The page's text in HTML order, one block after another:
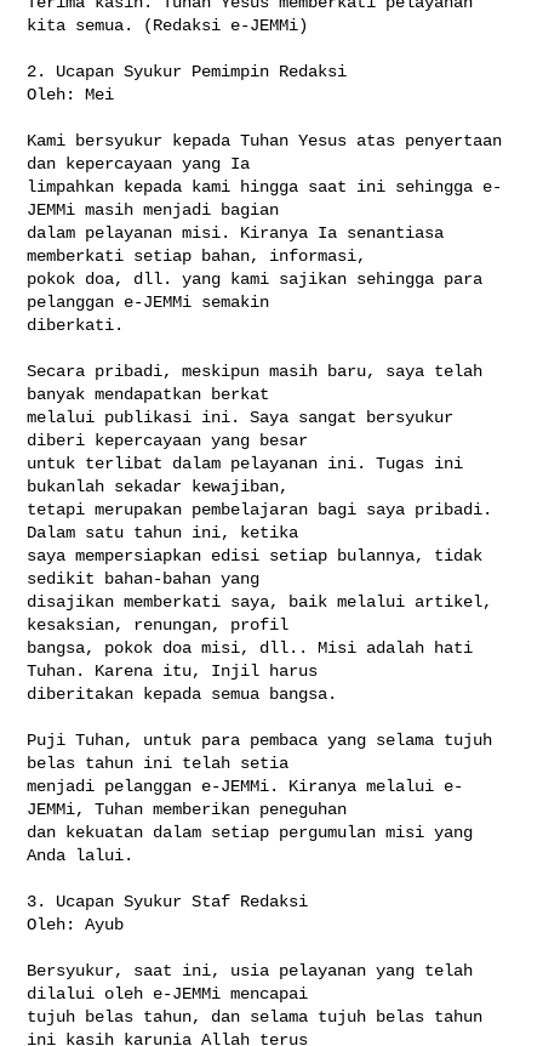
kita semua. (Redaksi e-JEMMi)
2. Ucapan Syukur Pemimpin Redaksi
Oleh: Mei
Kami bersyukur kepada Tuhan Yesus atas penyertaan
dan kepercayaan yang Ia
limpahkan kepada kami hingga saat ini sehingga e-
JEMMi masih menjadi bagian
dalam pelayanan misi. Kiranya Ia senantiasa
memberkati setiap bahan, informasi,
pokok doa, dll. yang kami sajikan sehingga para
pelanggan e-JEMMi semakin
diberkati.
Secara pribadi, meskipun masih baru, saya telah
banyak mendapatkan berkat
melalui publikasi ini. Saya sangat bersyukur
diberi kepercayaan yang besar
untuk terlibat dalam pelayanan ini. Tugas ini
bukanlah sekadar kewajiban,
tetapi merupakan pembelajaran bagi saya pribadi.
Dalam satu tahun ini, ketika
saya mempersiapkan edisi setiap bulannya, tidak
sedikit bahan-bahan yang
disajikan memberkati saya, baik melalui artikel,
kesaksian, renungan, profil
bangsa, pokok doa misi, dll.. Misi adalah hati
Tuhan. Karena itu, Injil harus
diberitakan kepada semua bangsa.
Puji Tuhan, untuk para pembaca yang selama tujuh
belas tahun ini telah setia
menjadi pelanggan e-JEMMi. Kiranya melalui e-
JEMMi, Tuhan memberikan peneguhan
dan kekuatan dalam setiap pergumulan misi yang
Anda lalui.
3. Ucapan Syukur Staf Redaksi
Oleh: Ayub
Bersyukur, saat ini, usia pelayanan yang telah
dilalui oleh e-JEMMi mencapai
tujuh belas tahun, dan selama tujuh belas tahun
ini kasih karunia Allah terus